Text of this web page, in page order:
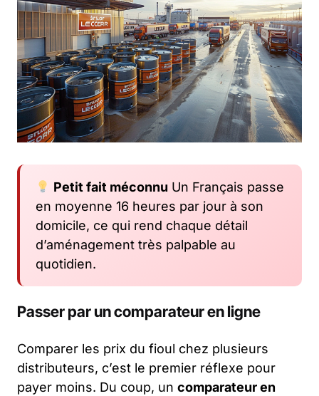
Petit fait méconnu Un Français passe
en moyenne 16 heures par jour à son
domicile, ce qui rend chaque détail
d’aménagement très palpable au
quotidien.
Passer par un comparateur en ligne
Comparer les prix du fioul chez plusieurs
distributeurs, c’est le premier réflexe pour
payer moins. Du coup, un comparateur en